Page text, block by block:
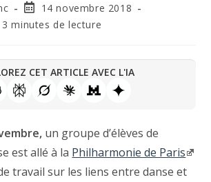
14 novembre 2018
3 minutes de lecture
CET ARTICLE AVEC L'IA
un groupe d’élèves de
est allé à la Philharmonie de Paris
travail sur les liens entre danse et